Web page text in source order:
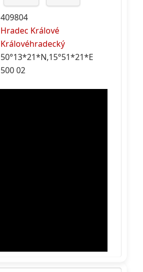
409804
Hradec Králové
Královéhradecký
50°13*21*N,15°51*21*E
500 02